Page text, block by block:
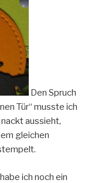
Den Spruch
Tür“ musste ich
aussieht,
gleichen
ich noch ein